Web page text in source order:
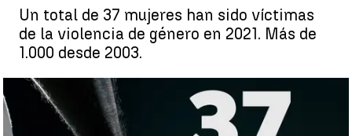
Un total de 37 mujeres han sido víctimas
de la violencia de género en 2021. Más de
1.000 desde 2003.